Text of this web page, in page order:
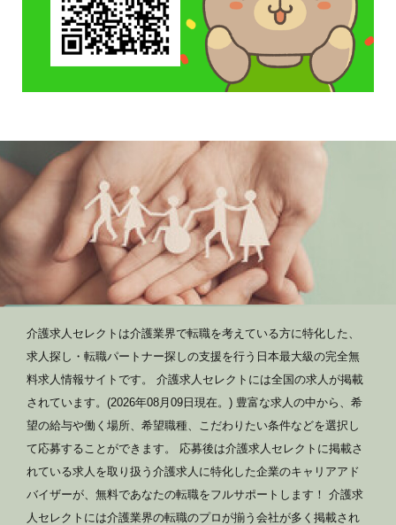
介護求人セレクトは介護業界で転職を考えている方に特化した、
求人探し・転職パートナー探しの支援を行う日本最大級の完全無
料求人情報サイトです。 介護求人セレクトには全国の求人が掲載
されています。(2026年08月09日現在。) 豊富な求人の中から、希
望の給与や働く場所、希望職種、こだわりたい条件などを選択し
て応募することができます。 応募後は介護求人セレクトに掲載さ
れている求人を取り扱う介護求人に特化した企業のキャリアアド
バイザーが、無料であなたの転職をフルサポートします！ 介護求
人セレクトには介護業界の転職のプロが揃う会社が多く掲載され